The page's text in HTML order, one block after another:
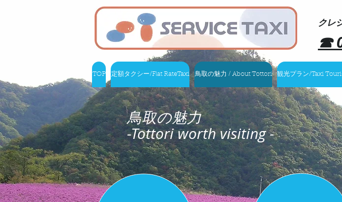
クレ
☎
TOP 定額タクシー/Flat RateTaxi 鳥取の魅力 / About Tottori 観光プラン/Taxi
鳥取の魅力
-Tottori worth visiting -